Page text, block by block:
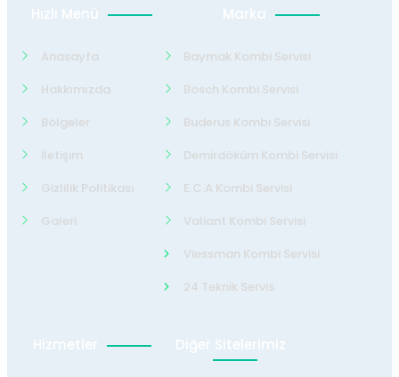
Hızlı Menü
Anasayfa
Hakkımızda
Bölgeler
İletişim
Gizlilik Politikası
Galeri
Marka
Baymak Kombi Servisi
Bosch Kombi Servisi
Buderus Kombi Servisi
Demirdöküm Kombi Servisi
E.C.A Kombi Servisi
Valiant Kombi Servisi
Viessman Kombi Servisi
24 Teknik Servis
Hizmetler Diğer Sitelerimiz